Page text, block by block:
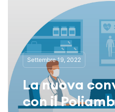
Settembre 19, 2022
La nuova
con il